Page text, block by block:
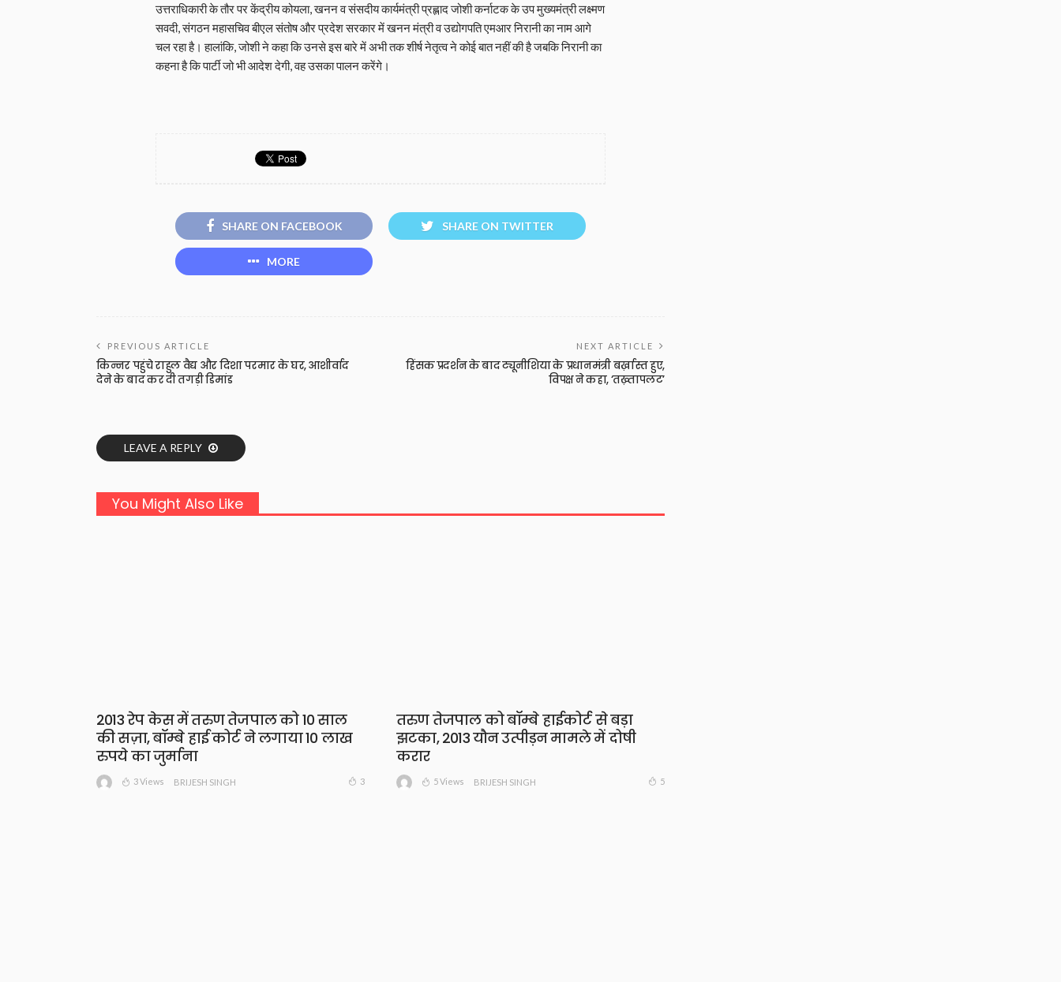
उत्तराधिकारी के तौर पर केंद्रीय कोयला, खनन व संसदीय कार्यमंत्री प्रह्लाद जोशी कर्नाटक के उप मुख्यमंत्री लक्ष्मण
सवदी, संगठन महासचिव बीएल संतोष और प्रदेश सरकार में खनन मंत्री व उद्योगपति एमआर निरानी का नाम आगे
चल रहा है। हालांकि, जोशी ने कहा कि उनसे इस बारे में अभी तक शीर्ष नेतृत्व ने कोई बात नहीं की है जबकि निरानी का
कहना है कि पार्टी जो भी आदेश देगी, वह उसका पालन करेंगे।
SHARE ON FACEBOOK SHARE ON TWITTER
MORE
PREVIOUS ARTICLE
किन्नर पहुंचे राहुल वैद्य और दिशा परमार के घर, आशीर्वाद
देने के बाद कर दी तगड़ी डिमांड
NEXT ARTICLE
हिंसक प्रदर्शन के बाद ट्यूनीशिया के प्रधानमंत्री बर्ख़ास्त हुए,
विपक्ष ने कहा, ‘तख़्तापलट’
LEAVE A REPLY
You Might Also Like
2013 रेप केस में तरुण तेजपाल को 10 साल
की सज़ा, बॉम्बे हाई कोर्ट ने लगाया 10 लाख
रुपये का जुर्माना
3 Views BRIJESH SINGH 3
तरुण तेजपाल को बॉम्बे हाईकोर्ट से बड़ा
झटका, 2013 यौन उत्पीड़न मामले में दोषी
करार
5 Views BRIJESH SINGH 5